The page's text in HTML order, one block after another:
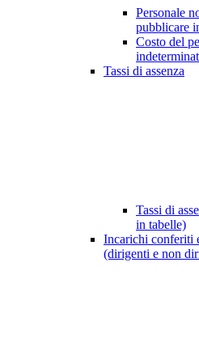
Personale
pubblicare
Costo del
Tassi di assenza
Tassi di
in tabelle)
Incarichi conferiti
(dirigenti e non